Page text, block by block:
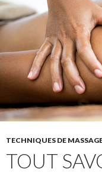
TECHNIQUES DE
TOUT